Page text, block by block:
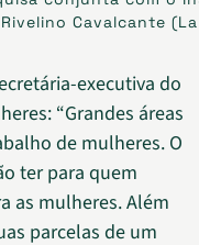
Cavalcante
executiva do
“Grandes áreas
de mulheres. O
ter para quem
as mulheres. Além
parcelas de um